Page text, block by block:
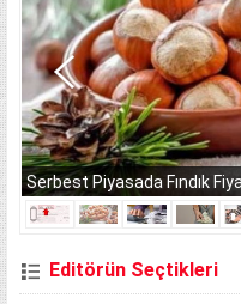
Serbest Piyasada Fındık
Editörün Seçtikleri